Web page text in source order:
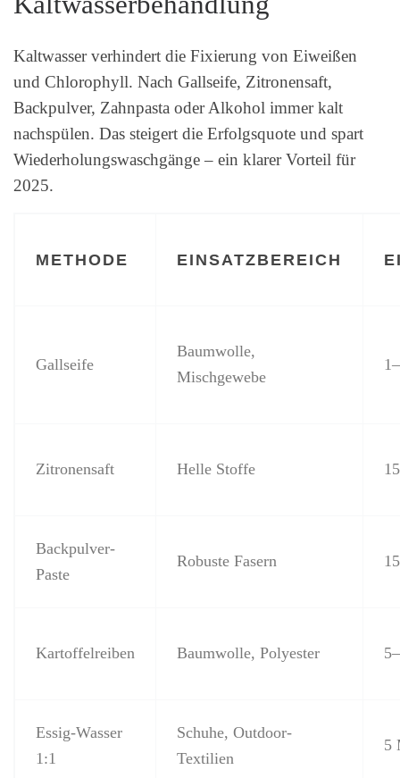
Kaltwasser verhindert die Fixierung von Eiweißen
und Chlorophyll. Nach Gallseife, Zitronensaft,
Backpulver, Zahnpasta oder Alkohol immer kalt
nachspülen. Das steigert die Erfolgsquote und spart
Wiederholungswaschgänge – ein klarer Vorteil für
2025.
METHODE EINSATZBEREICH
Gallseife
Baumwolle,
Mischgewebe
Zitronensaft Helle Stoffe
Backpulver-
Paste
Robuste Fasern
Kartoffelreiben Baumwolle, Polyester
Essig-Wasser
1:1
Schuhe, Outdoor-
Textilien
5